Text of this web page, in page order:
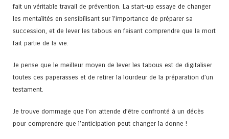
fait un véritable travail de prévention. La start-up essaye de changer
les mentalités en sensibilisant sur l’importance de préparer sa
succession, et de lever les tabous en faisant comprendre que la mort
fait partie de la vie.
Je pense que le meilleur moyen de lever les tabous est de digitaliser
toutes ces paperasses et de retirer la lourdeur de la préparation d’un
testament.
Je trouve dommage que l’on attende d’être confronté à un décès
pour comprendre que l’anticipation peut changer la donne !